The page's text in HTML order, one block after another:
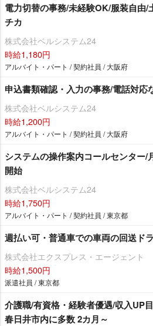
電力切替の事務/未経験OK/服装自由
チカ
株式会社ベルシステム24
時給1,180円
アルバイト・パート / 契約社員 / 大阪府
申込書類確認・入力の事務/電話対応
株式会社ベルシステム24
時給1,200円
アルバイト・パート / 契約社員 / 大阪府
システムの操作案内コールセンター/
開始
株式会社ベルシステム24
時給1,750円
アルバイト・パート / 契約社員 / 東京都
週払い可・普通車での車両の回送ド
株式会社エクスプレス・エージェント
時給1,500円
派遣社員 / 東京都
介護職/有資格・経験者優遇/収入UP
春日井市内に多数 2カ月～